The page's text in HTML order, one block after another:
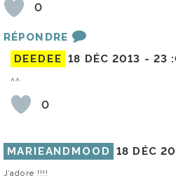
0
RÉPONDRE
DEEDEE 18 DÉC 2013 - 23
^^
0
MARIEANDMOOD 18 DÉC
J’adore !!!!